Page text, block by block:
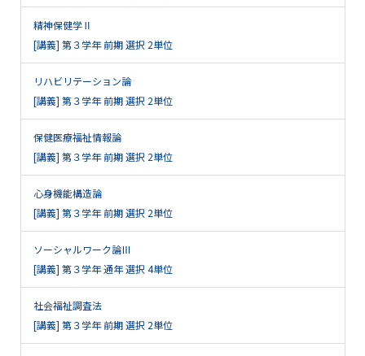
精神保健学Ⅱ
[講義] 第３学年 前期 選択 2単位
リハビリテーション論
[講義] 第３学年 前期 選択 2単位
保健医療福祉情報論
[講義] 第３学年 前期 選択 2単位
心身機能構造論
[講義] 第３学年 前期 選択 2単位
ソーシャルワーク論Ⅲ
[講義] 第３学年 通年 選択 4単位
社会福祉調査法
[講義] 第３学年 前期 選択 2単位